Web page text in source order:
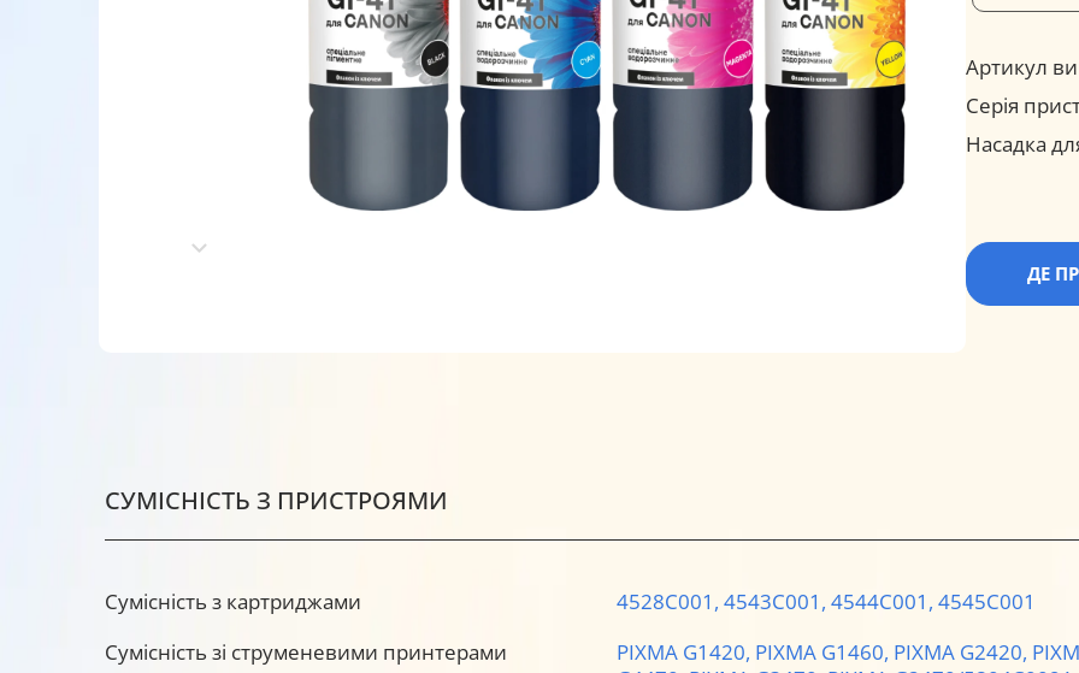
Артикул
Серія
Насадка
ДЕ
СУМІСНІСТЬ З ПРИСТРОЯМИ
Сумісність з картриджами 4528C001, 4543C001, 4544C001, 4545C001
Сумісність зі струменевими принтерами
PIXMA G1420, PIXMA G1460, PIXMA G2420,